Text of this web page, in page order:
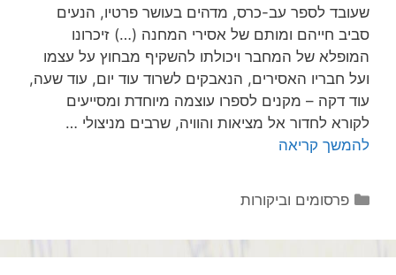
שעובד לספר עב-כרס, מדהים בעושר פרטיו, הנעים
סביב חייהם ומותם של אסירי המחנה (…) זיכרונו
המופלא של המחבר ויכולתו להשקיף מבחוץ על עצמו
ועל חבריו האסירים, הנאבקים לשרוד עוד יום, עוד שעה,
עוד דקה – מקנים לספרו עוצמה מיוחדת ומסייעים
לקורא לחדור אל מציאות והוויה, שרבים מניצולי …
להמשך קריאה
קטגוריות
פרסומים וביקורות